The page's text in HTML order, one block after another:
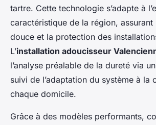
tartre. Cette technologie s’adapte à
caractéristique de la région, assurant
douce et la protection des
L’installation adoucisseur
l’analyse préalable de la dureté via
suivi de l’adaptation du système à la
chaque domicile.
Grâce à des modèles performants,